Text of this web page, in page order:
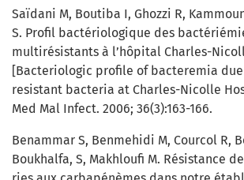
Saïdani M, Boutiba I, Ghozzi R,
S. Profil bactériologique des
multirésistants à l’hôpital Charles-
[Bacteriologic profile of bacteremia
resistant bacteria at Charles-Nicolle
Med Mal Infect. 2006; 36(3):163-166.
Benammar S, Benmehidi M, Courcol R,
Boukhalfa, S, Makhloufi M. Résistance